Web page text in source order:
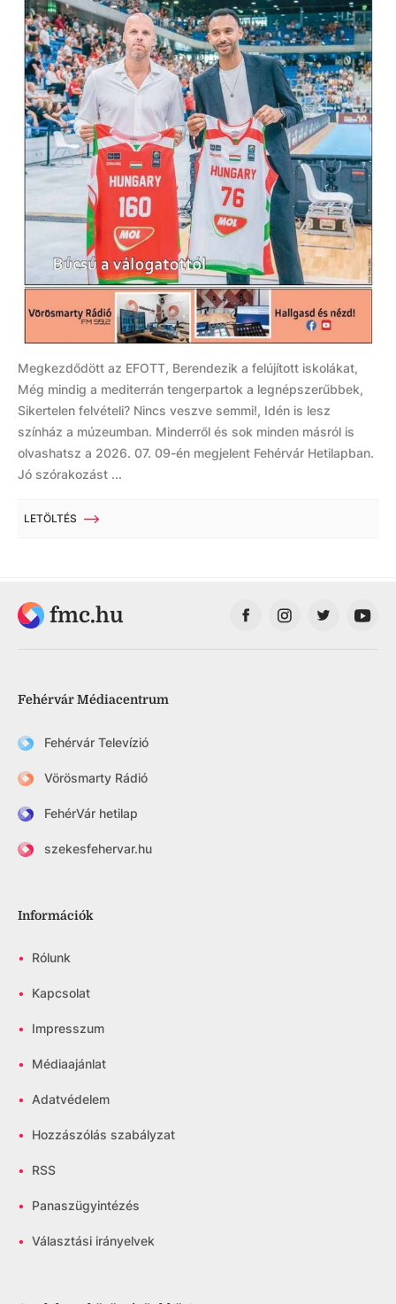
Megkezdődött az EFOTT, Berendezik a felújított iskolákat,
Még mindig a mediterrán tengerpartok a legnépszerűbbek,
Sikertelen felvételi? Nincs veszve semmi!, Idén is lesz
színház a múzeumban. Minderről és sok minden másról is
olvashatsz a 2026. 07. 09-én megjelent Fehérvár Hetilapban.
Jó szórakozást ...
LETÖLTÉS
fmc.hu
Fehérvár Médiacentrum
Fehérvár Televízió
Vörösmarty Rádió
FehérVár hetilap
szekesfehervar.hu
Információk
• Rólunk
• Kapcsolat
• Impresszum
• Médiaajánlat
• Adatvédelem
• Hozzászólás szabályzat
• RSS
• Panaszügyintézés
• Választási irányelvek